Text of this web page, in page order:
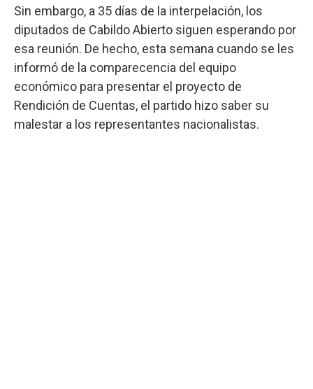
Sin embargo, a 35 días de la interpelación, los
diputados de Cabildo Abierto siguen esperando por
esa reunión. De hecho, esta semana cuando se les
informó de la comparecencia del equipo
económico para presentar el proyecto de
Rendición de Cuentas, el partido hizo saber su
malestar a los representantes nacionalistas.